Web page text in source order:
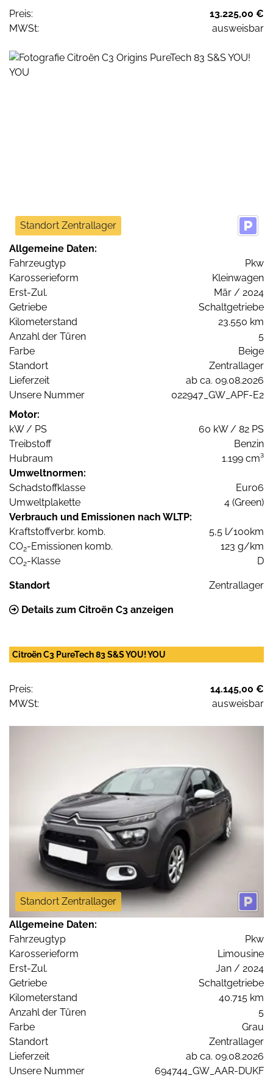
Preis:
13.225,00 €
MWSt:
ausweisbar
Standort Zentrallager
Allgemeine Daten:
Fahrzeugtyp
Pkw
Karosserieform
Kleinwagen
Erst-Zul.
Mär / 2024
Getriebe
Schaltgetriebe
Kilometerstand
23.550 km
Anzahl der Türen
5
Farbe
Beige
Standort
Zentrallager
Lieferzeit
ab ca. 09.08.2026
Unsere Nummer
022947_GW_APF-E2
Motor:
kW / PS
60 kW / 82 PS
Treibstoff
Benzin
Hubraum
1.199 cm³
Umweltnormen:
Schadstoffklasse
Euro6
Umweltplakette
4 (Green)
Verbrauch und Emissionen nach WLTP:
Kraftstoffverbr. komb.
5,5 l/100km
CO2-Emissionen komb.
123 g/km
CO2-Klasse D
Standort Zentrallager
Details zum Citroën C3 anzeigen
Citroën C3 PureTech 83 S&S YOU! YOU
Preis:
14.145,00 €
MWSt:
ausweisbar
Standort Zentrallager
Allgemeine Daten:
Fahrzeugtyp
Pkw
Karosserieform
Limousine
Erst-Zul.
Jan / 2024
Getriebe
Schaltgetriebe
Kilometerstand
40.715 km
Anzahl der Türen
5
Farbe
Grau
Standort
Zentrallager
Lieferzeit
ab ca. 09.08.2026
Unsere Nummer
694744_GW_AAR-DUKF